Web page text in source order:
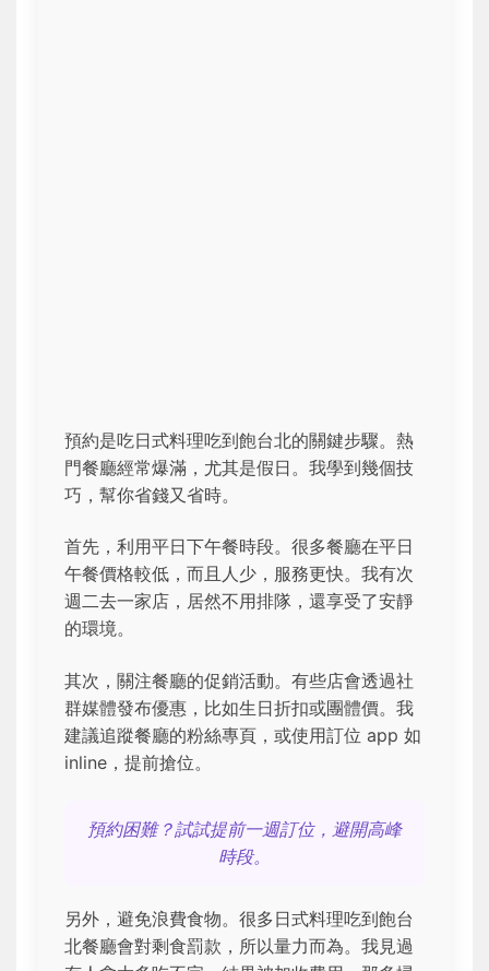
預約是吃日式料理吃到飽台北的關鍵步驟。熱
門餐廳經常爆滿，尤其是假日。我學到幾個技
巧，幫你省錢又省時。
首先，利用平日下午餐時段。很多餐廳在平日
午餐價格較低，而且人少，服務更快。我有次
週二去一家店，居然不用排隊，還享受了安靜
的環境。
其次，關注餐廳的促銷活動。有些店會透過社
群媒體發布優惠，比如生日折扣或團體價。我
建議追蹤餐廳的粉絲專頁，或使用訂位 app 如
inline，提前搶位。
預約困難？試試提前一週訂位，避開高峰
時段。
另外，避免浪費食物。很多日式料理吃到飽台
北餐廳會對剩食罰款，所以量力而為。我見過